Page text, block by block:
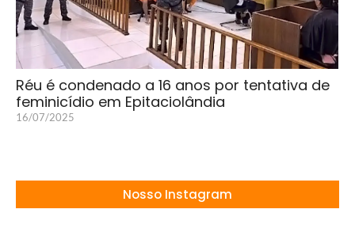
Réu é condenado a 16 anos por tentativa de
feminicídio em Epitaciolândia
16/07/2025
Nosso Instagram